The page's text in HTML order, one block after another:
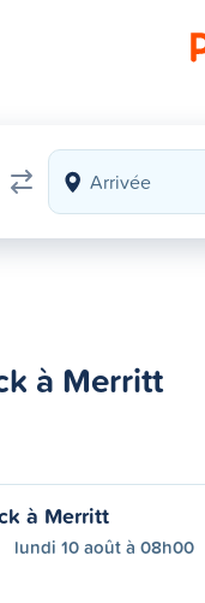
à Merritt
à Merritt
lundi 10 août à 08h00